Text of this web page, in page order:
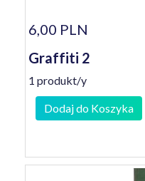
6,00 PLN
Graffiti 2
1 produkt/y
Dodaj do Koszyka